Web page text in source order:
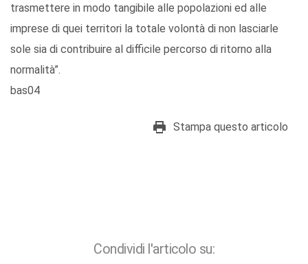
trasmettere in modo tangibile alle popolazioni ed alle
imprese di quei territori la totale volontà di non lasciarle
sole sia di contribuire al difficile percorso di ritorno alla
normalità”.
bas04
Stampa questo articolo
Condividi l'articolo su: